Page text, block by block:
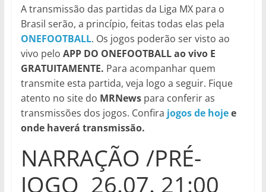
A transmissão das partidas da Liga MX para o
Brasil serão, a princípio, feitas todas elas pela
ONEFOOTBALL. Os jogos poderão ser visto ao
vivo pelo APP DO ONEFOOTBALL ao vivo E
GRATUITAMENTE. Para acompanhar quem
transmite esta partida, veja logo a seguir. Fique
atento no site do MRNewspara conferir as
transmissões dos jogos. Confira jogos de hojee
onde haverá transmissão.
NARRAÇÃO /PRÉ-
JOGO 26.07. 21:00